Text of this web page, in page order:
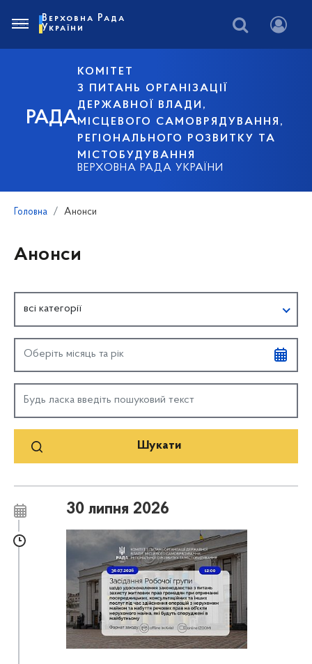
РАДА
КОМІТЕТ
З ПИТАНЬ ОРГАНІЗАЦІЇ
ДЕРЖАВНОЇ ВЛАДИ,
МІСЦЕВОГО САМОВРЯДУВАННЯ,
РЕГІОНАЛЬНОГО РОЗВИТКУ ТА
МІСТОБУДУВАННЯ
ВЕРХОВНА РАДА УКРАЇНИ
Верховна Рада
України
Головна Анонси
Анонси
всі категорії
30 липня 2026